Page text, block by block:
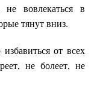
вовлекаться в
тянут вниз.
от всех
не болеет, не